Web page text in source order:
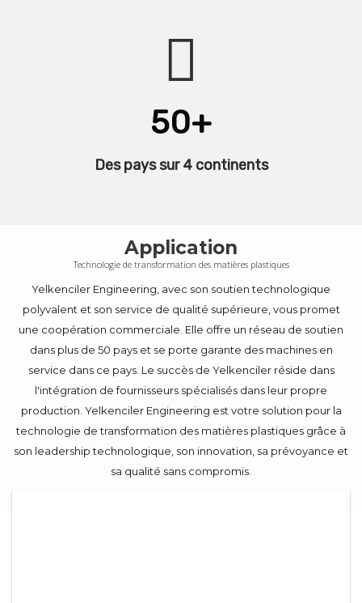
50+
Des pays sur 4 continents
Application
Technologie de transformation des matières plastiques
Yelkenciler Engineering, avec son soutien technologique
polyvalent et son service de qualité supérieure, vous promet
une coopération commerciale. Elle offre un réseau de soutien
dans plus de 50 pays et se porte garante des machines en
service dans ce pays. Le succès de Yelkenciler réside dans
l'intégration de fournisseurs spécialisés dans leur propre
production. Yelkenciler Engineering est votre solution pour la
technologie de transformation des matières plastiques grâce à
son leadership technologique, son innovation, sa prévoyance et
sa qualité sans compromis.